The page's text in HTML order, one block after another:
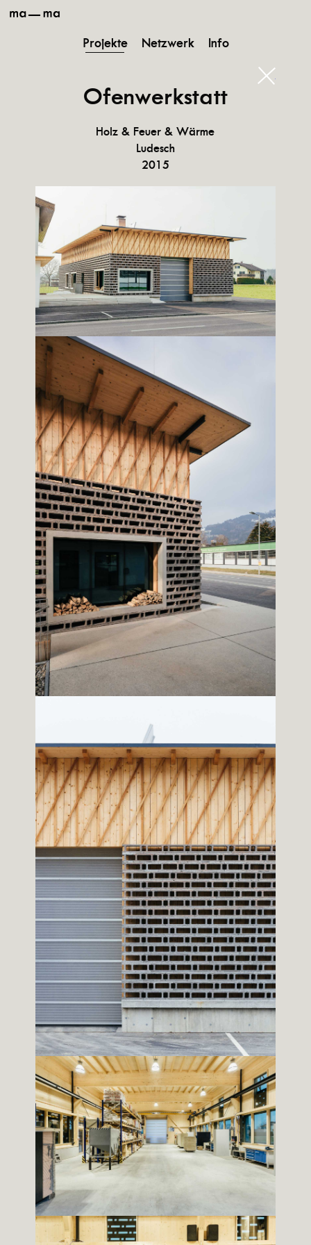
Projekte Netzwerk Info
Ofenwerkstatt
Holz & Feuer & Wärme
Ludesch
2015